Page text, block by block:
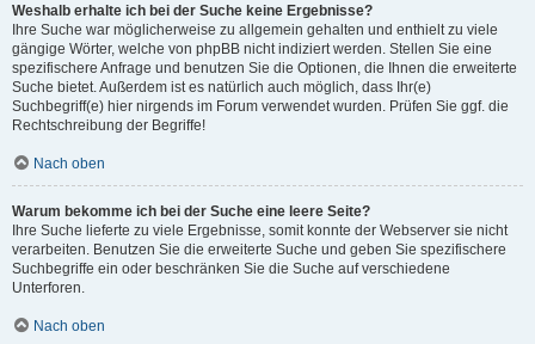
Weshalb erhalte ich bei der Suche keine Ergebnisse?
Ihre Suche war möglicherweise zu allgemein gehalten und enthielt zu viele
gängige Wörter, welche von phpBB nicht indiziert werden. Stellen Sie eine
spezifischere Anfrage und benutzen Sie die Optionen, die Ihnen die erweiterte
Suche bietet. Außerdem ist es natürlich auch möglich, dass Ihr(e)
Suchbegriff(e) hier nirgends im Forum verwendet wurden. Prüfen Sie ggf. die
Rechtschreibung der Begriffe!
Nach oben
Warum bekomme ich bei der Suche eine leere Seite?
Ihre Suche lieferte zu viele Ergebnisse, somit konnte der Webserver sie nicht
verarbeiten. Benutzen Sie die erweiterte Suche und geben Sie spezifischere
Suchbegriffe ein oder beschränken Sie die Suche auf verschiedene
Unterforen.
Nach oben